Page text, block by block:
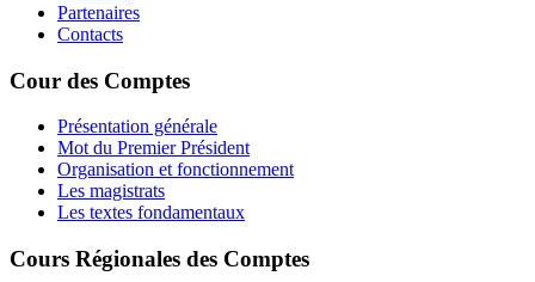
Partenaires
Contacts
Cour des Comptes
Présentation générale
Mot du Premier Président
Organisation et fonctionnement
Les magistrats
Les textes fondamentaux
Cours Régionales des Comptes